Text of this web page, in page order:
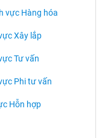
vực Hàng hóa
Xây lắp
Tư vấn
Phi tư vấn
Hỗn hợp